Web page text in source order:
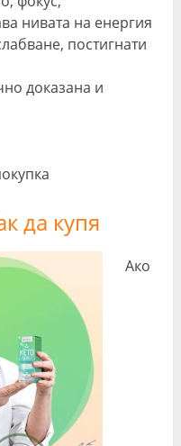
нивата на енергия
постигнати
доказана и
да купя
Ако